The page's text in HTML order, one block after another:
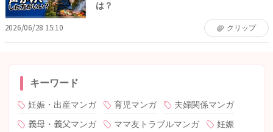
は？
2026/06/28 15:10 クリップ
キーワード
妊娠・出産マンガ 育児マンガ
夫婦関係マンガ
義母・義父マンガ
ママ友トラブルマンガ
妊娠